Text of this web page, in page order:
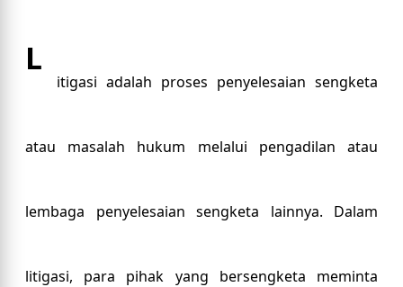
L
itigasi adalah proses penyelesaian sengketa
atau masalah hukum melalui pengadilan atau
lembaga penyelesaian sengketa lainnya. Dalam
litigasi, para pihak yang bersengketa meminta